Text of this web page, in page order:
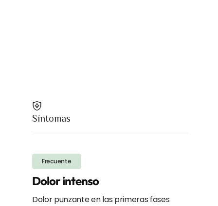
Síntomas
Frecuente
Dolor intenso
Dolor punzante en las primeras fases